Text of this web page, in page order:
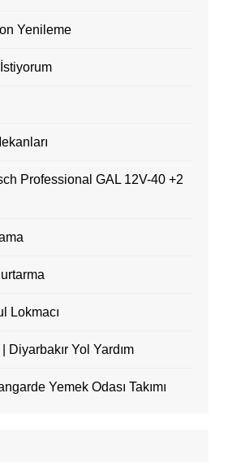
Yenileme
Professional GAL 12V-40 +2
Lokmacı
Diyarbakır Yol Yardım
Yemek Odası Takımı